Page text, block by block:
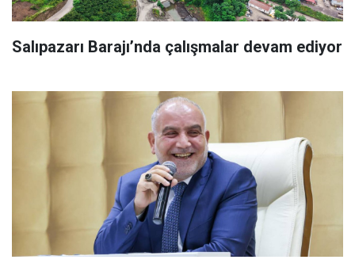
Salıpazarı Barajı’nda çalışmalar devam ediyor